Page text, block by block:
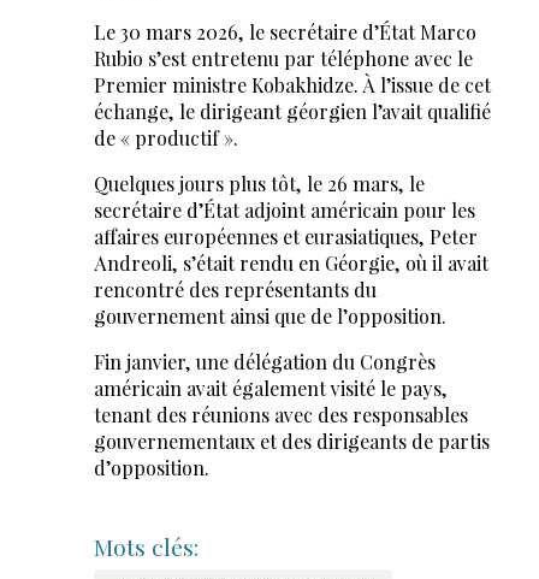
Le 30 mars 2026, le secrétaire d’État Marco
Rubio s’est entretenu par téléphone avec le
Premier ministre Kobakhidze. À l’issue de cet
échange, le dirigeant géorgien l’avait qualifié
de « productif ».
Quelques jours plus tôt, le 26 mars, le
secrétaire d’État adjoint américain pour les
affaires européennes et eurasiatiques, Peter
Andreoli, s’était rendu en Géorgie, où il avait
rencontré des représentants du
gouvernement ainsi que de l’opposition.
Fin janvier, une délégation du Congrès
américain avait également visité le pays,
tenant des réunions avec des responsables
gouvernementaux et des dirigeants de partis
d’opposition.
Mots clés: